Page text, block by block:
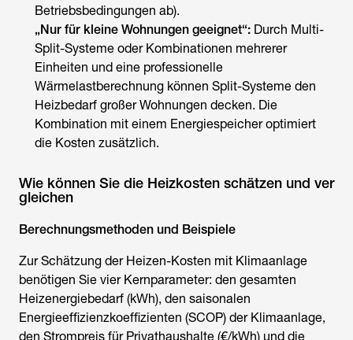
Betriebsbedingungen ab).
„Nur für kleine Wohnungen geeignet“: Durch Multi-
Split-Systeme oder Kombinationen mehrerer
Einheiten und eine professionelle
Wärmelastberechnung können Split-Systeme den
Heizbedarf großer Wohnungen decken. Die
Kombination mit einem Energiespeicher optimiert
die Kosten zusätzlich.
Wie können Sie die Heizkosten schätzen und ver
gleichen
Berechnungsmethoden und Beispiele
Zur Schätzung der Heizen-Kosten mit Klimaanlage
benötigen Sie vier Kernparameter: den gesamten
Heizenergiebedarf (kWh), den saisonalen
Energieeffizienzkoeffizienten (SCOP) der Klimaanlage,
den Strompreis für Privathaushalte (€/kWh) und die